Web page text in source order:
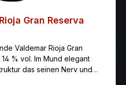
Gran Reserva
Valdemar Rioja Gran
% vol. Im Mund elegant
das seinen Nerv und
ist breit, würzig und rund,